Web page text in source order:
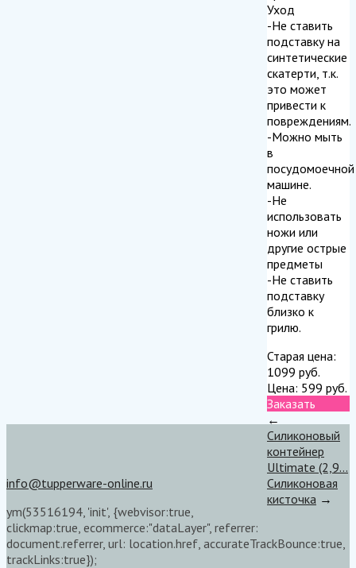
Уход
-Не ставить
подставку на
синтетические
скатерти, т.к.
это может
привести к
повреждениям.
-Можно мыть
в
посудомоечной
машине.
-Не
использовать
ножи или
другие острые
предметы
-Не ставить
подставку
близко к
грилю.
Старая цена:
1099 руб.
Цена: 599 руб.
Заказать
←
Силиконовый
контейнер
Ultimate (2,9...
Силиконовая
кисточка →
info@tupperware-online.ru
ym(53516194, 'init', {webvisor:true,
clickmap:true, ecommerce:"dataLayer", referrer:
document.referrer, url: location.href, accurateTrackBounce:true,
trackLinks:true});